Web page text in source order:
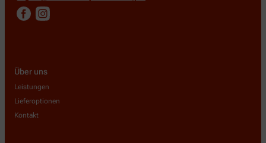
Über uns
Leistungen
Lieferoptionen
Kontakt